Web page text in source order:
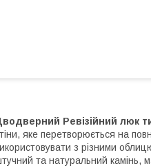
Ревізійний люк
яке перетворюється на
з різними
та натуральний камінь,